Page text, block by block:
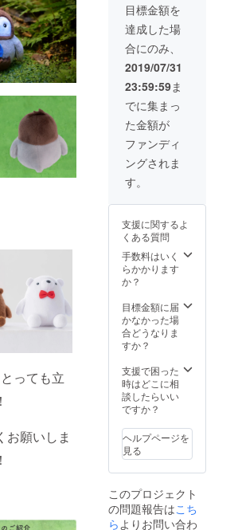
っても立
お願いしま
クラウ
ドファ
ンディ
ングを
記念
iPhone
ケース
をご用
意いた
しまし
た。 ※
画像は
個 5.ぬ
いぐる
み3種 6.
【CAM
PFIRE
限定】
iPhone
ケース1
個 7.オ
リジナ
ル缶
バッジ3
種 早期
て、50
定でオ
リジナ
ル缶
バッジ3
たしま
す！ ※
画像は
目標金額を
達成した場
合にのみ、
2019/07/31
23:59:59ま
でに集まっ
た金額が
ファンディ
ングされま
す。
支援に関するよ
くある質問
手数料はいく
らかかります
か？
目標金額に届
かなかった場
合どうなりま
すか？
支援で困った
時はどこに相
談したらいい
ですか？
ヘルプページを
見る
このプロジェクト
の問題報告はこち
らよりお問い合わ